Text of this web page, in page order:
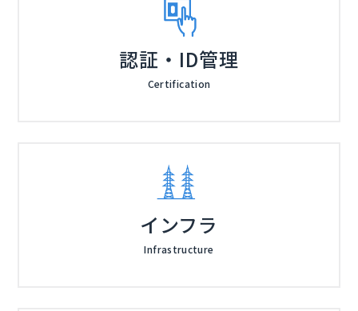
認証・ID管理
Certification
インフラ
Infrastructure